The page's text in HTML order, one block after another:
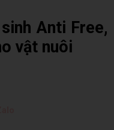
Anti Free,
vật nuôi